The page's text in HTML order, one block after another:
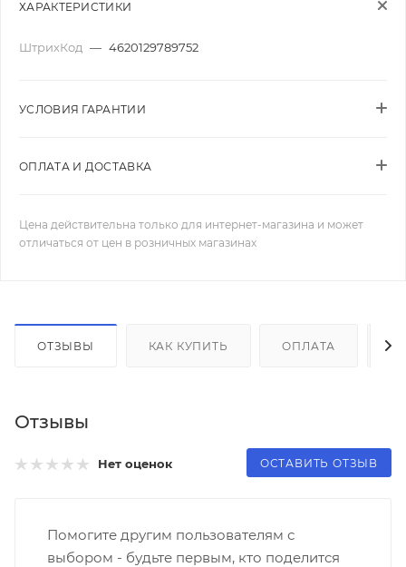
ХАРАКТЕРИСТИКИ
ШтрихКод — 4620129789752
УСЛОВИЯ ГАРАНТИИ
ОПЛАТА И ДОСТАВКА
Цена действительна только для интернет-магазина и может
отличаться от цен в розничных магазинах
ОТЗЫВЫ КАК КУПИТЬ ОПЛАТА
Отзывы
Нет оценок ОСТАВИТЬ ОТЗЫВ
Помогите другим пользователям с
выбором - будьте первым, кто поделится